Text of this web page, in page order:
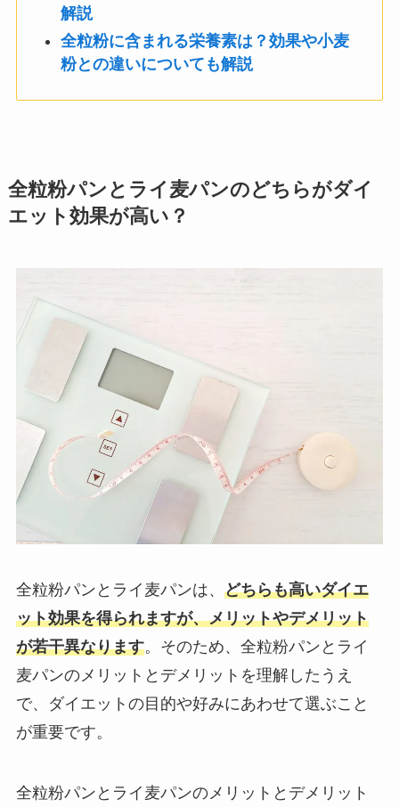
解説
全粒粉に含まれる栄養素は？効果や小麦
粉との違いについても解説
全粒粉パンとライ麦パンのどちらがダイ
エット効果が高い？
​全粒粉パンとライ麦パンは、 どちらも高いダイエ
ット効果を得られますが、メリットやデメリット
が若干異なります。そのため、​全粒粉パンとライ
麦パンのメリットとデメリットを理解したうえ
で、ダイエットの目的や好みにあわせて選ぶこと
が重要です。​
全粒粉パンとライ麦パンのメリットとデメリット